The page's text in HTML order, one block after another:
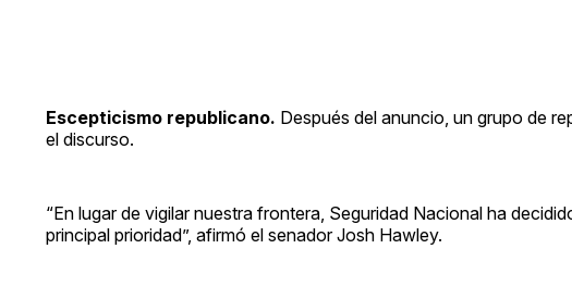
Escepticismo republicano. Después del anuncio, un grupo de
el discurso.
“En lugar de vigilar nuestra frontera, Seguridad Nacional ha
principal prioridad”, afirmó el senador Josh Hawley.